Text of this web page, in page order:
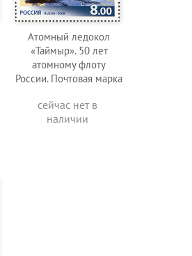
Атомный ледокол
«Таймыр». 50 лет
атомному флоту
России. Почтовая марка
сейчас нет в
наличии